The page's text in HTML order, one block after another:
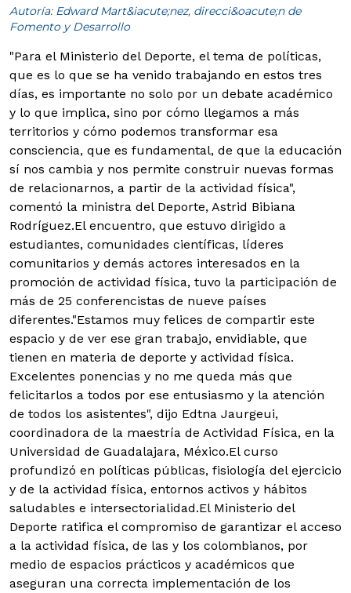
Autoría: Edward Mart&iacute;nez, direcci&oacute;n de
Fomento y Desarrollo
"Para el Ministerio del Deporte, el tema de políticas,
que es lo que se ha venido trabajando en estos tres
días, es importante no solo por un debate académico
y lo que implica, sino por cómo llegamos a más
territorios y cómo podemos transformar esa
consciencia, que es fundamental, de que la educación
sí nos cambia y nos permite construir nuevas formas
de relacionarnos, a partir de la actividad física",
comentó la ministra del Deporte, Astrid Bibiana
Rodríguez.El encuentro, que estuvo dirigido a
estudiantes, comunidades científicas, líderes
comunitarios y demás actores interesados en la
promoción de actividad física, tuvo la participación de
más de 25 conferencistas de nueve países
diferentes."Estamos muy felices de compartir este
espacio y de ver ese gran trabajo, envidiable, que
tienen en materia de deporte y actividad física.
Excelentes ponencias y no me queda más que
felicitarlos a todos por ese entusiasmo y la atención
de todos los asistentes", dijo Edtna Jaurgeui,
coordinadora de la maestría de Actividad Física, en la
Universidad de Guadalajara, México.El curso
profundizó en políticas públicas, fisiología del ejercicio
y de la actividad física, entornos activos y hábitos
saludables e intersectorialidad.El Ministerio del
Deporte ratifica el compromiso de garantizar el acceso
a la actividad física, de las y los colombianos, por
medio de espacios prácticos y académicos que
aseguran una correcta implementación de los